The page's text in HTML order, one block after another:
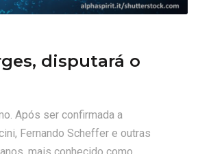
disputará o
Após ser confirmada a
Fernando Scheffer e outras